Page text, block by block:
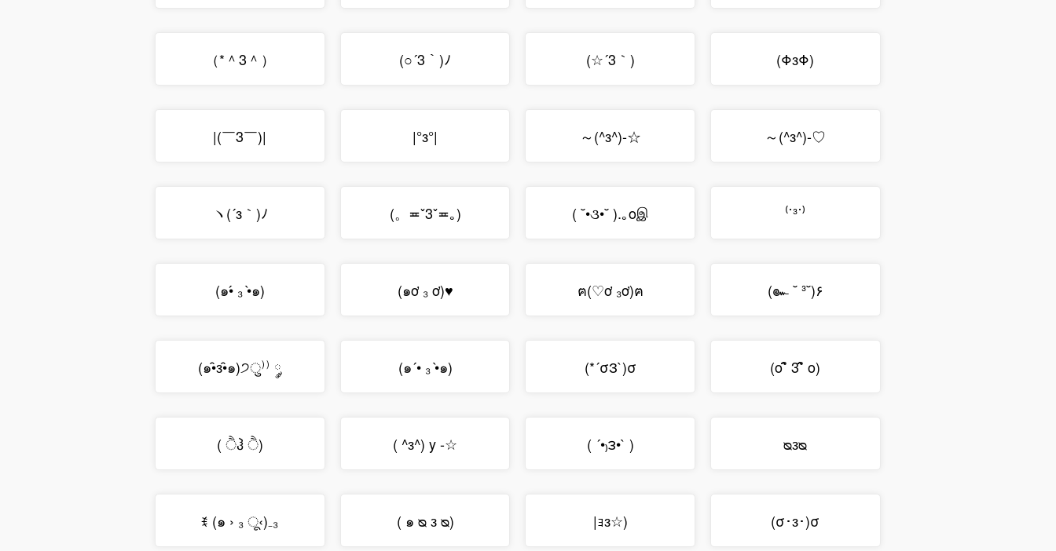
（*＾3＾） (○´3｀)ﾉ (☆´3｀) (ΦзΦ)
|(￣3￣)| |°з°| ～(^з^)-☆ ～(^з^)-♡
ヽ(´з｀)ﾉ (。≖ˇ3ˇ≖｡) ( ˘•૩•˘ ).｡oஇ ⁽˙³˙⁾
(๑•́ ₃ •̀๑) (๑ơ ₃ ơ)♥ ฅ(♡ơ ₃ơ)ฅ (๛ ˘ ³˘)۶
(๑•̑з•̑๑)੭ु⁾⁾ ༘ (๑´• ₃ •̀๑) (*´σЗ`)σ (o˚̑̑̑̑̑ 3˚̑̑̑̑̑ o)
( ੈჰ ੈ) ( ^з^) y -☆ ( ´•₎౩•` ) ᴓᴈᴓ
ꉂ (๑ › ₃ ू‹)₋₃ ( ๑ ᴓ ᴈ ᴓ) |ｮз☆) (σ･з･)σ